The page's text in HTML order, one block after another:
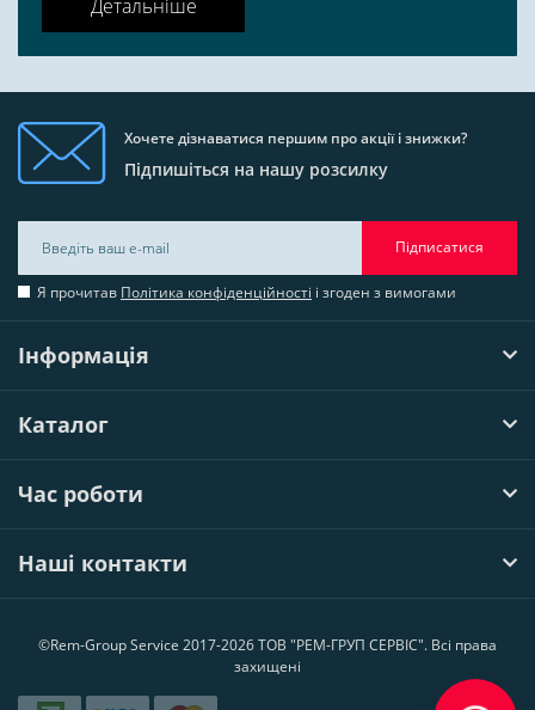
Детальніше
Хочете дізнаватися першим про акції і знижки?
Підпишіться на нашу розсилку
Підписатися
Я прочитав Політика конфіденційності і згоден з вимогами
Інформація
Каталог
Час роботи
Наші контакти
©Rem-Group Service 2017-2026 ТОВ "РЕМ-ГРУП СЕРВІС". Всі права
захищені